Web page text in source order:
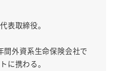
表取締役。
外資系生命保険会社で
に携わる。